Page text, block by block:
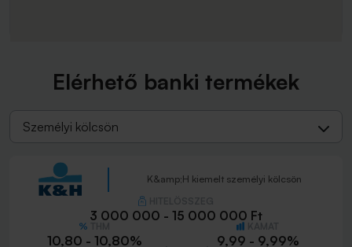
Elérhető banki termékek
Személyi kölcsön
K&amp;H kiemelt személyi kölcsön
3 000 000 - 15 000 000 Ft
10,80 - 10,80% 9,99 - 9,99%